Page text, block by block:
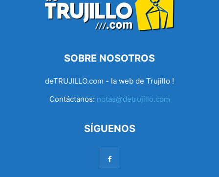
SOBRE NOSOTROS
deTRUJILLO.com - la web de Trujillo !
Contáctanos: notas@detrujillo.com
SÍGUENOS